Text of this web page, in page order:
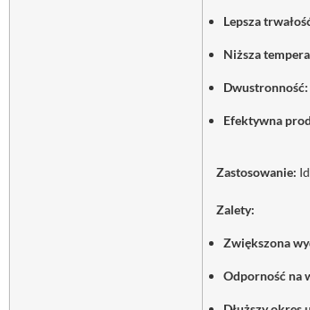
Lepsza
Niższa
Dwustronność:
Efektywna
Zastosowanie:
Zalety:
Zwiększona
Odporność na